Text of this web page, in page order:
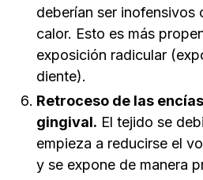
deberían ser inofensivos
calor. Esto es más
exposición radicular
diente).
Retroceso de las
gingival. El tejido se
empieza a reducirse el
y se expone de manera